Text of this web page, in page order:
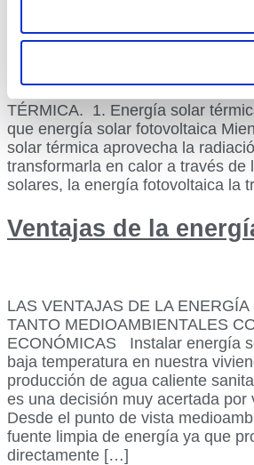
TUS PREGUNTAS MÁS
TIENEN RESPUESTA:
QUE DEBES SOBRE LA
TÉRMICA. 1. Energía solar
que energía solar fotovoltaica
solar térmica aprovecha la
transformarla en calor a través de
solares, la energía fotovoltaica la
Ventajas de la
LAS VENTAJAS DE LA
TANTO MEDIOAMBIENTALES
ECONÓMICAS Instalar energía
baja temperatura en nuestra
producción de agua caliente
es una decisión muy acertada por
Desde el punto de vista
fuente limpia de energía ya que
directamente […]